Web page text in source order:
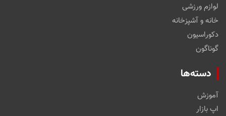
لوازم ورزشی
خانه و آشپزخانه
دکوراسیون
گوناگون
دسته‌ها
آموزش
اپ بازار